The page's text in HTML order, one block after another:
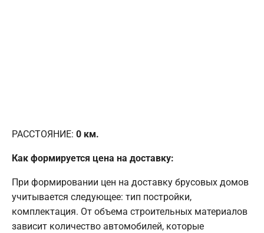
РАССТОЯНИЕ: 0 км.
Как формируется цена на доставку:
При формировании цен на доставку брусовых домов
учитывается следующее: тип постройки,
комплектация. От объема строительных материалов
зависит количество автомобилей, которые